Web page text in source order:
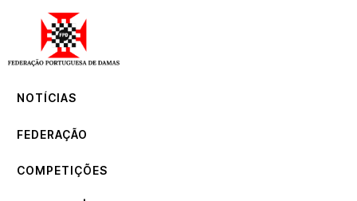
NOTÍCIAS
FEDERAÇÃO
COMPETIÇÕES